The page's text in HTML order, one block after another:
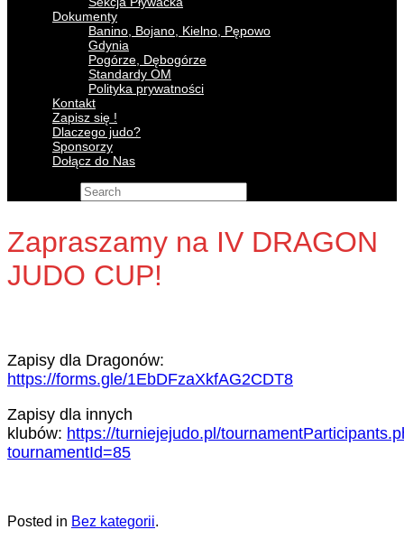
Dokumenty
Banino, Bojano, Kielno, Pępowo
Gdynia
Pogórze, Dębogórze
Standardy OM
Polityka prywatności
Kontakt
Zapisz się !
Dlaczego judo?
Sponsorzy
Dołącz do Nas
Zapraszamy na IV DRAGON
JUDO CUP!
Zapisy dla Dragonów:
https://forms.gle/1EbDFzaXkfAG2CDT8
Zapisy dla innych
klubów: https://turniejejudo.pl/
tournamentId=85
Posted in Bez kategorii.